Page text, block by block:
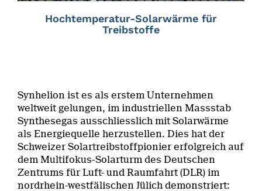
Hochtemperatur-Solarwärme für
Treibstoffe
Synhelion ist es als erstem Unternehmen
weltweit gelungen, im industriellen Massstab
Synthesegas ausschliesslich mit Solarwärme
als Energiequelle herzustellen. Dies hat der
Schweizer Solartreibstoffpionier erfolgreich auf
dem Multifokus-Solarturm des Deutschen
Zentrums für Luft- und Raumfahrt (DLR) im
nordrhein-westfälischen Jülich demonstriert: